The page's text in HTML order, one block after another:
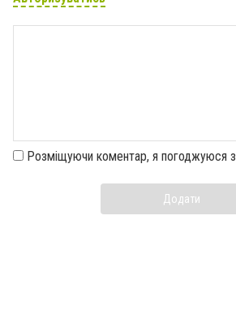
Розміщуючи коментар, я погоджуюся з
Додати